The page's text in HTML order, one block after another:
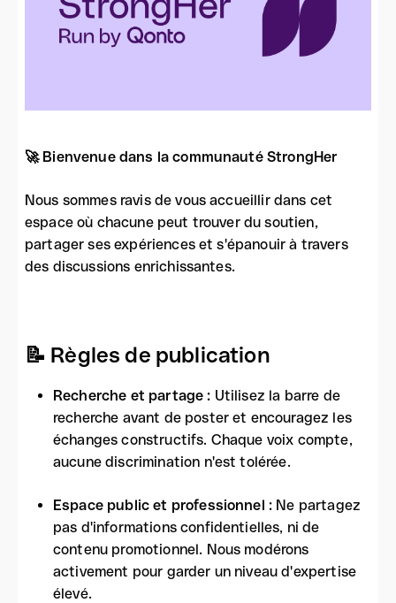
🚀 Bienvenue dans la communauté StrongHer
Nous sommes ravis de vous accueillir dans cet
espace où chacune peut trouver du soutien,
partager ses expériences et s'épanouir à travers
des discussions enrichissantes.
📝 Règles de publication
Recherche et partage : Utilisez la barre de
recherche avant de poster et encouragez les
échanges constructifs. Chaque voix compte,
aucune discrimination n'est tolérée.
Espace public et professionnel : Ne partagez
pas d'informations confidentielles, ni de
contenu promotionnel. Nous modérons
activement pour garder un niveau d'expertise
élevé.